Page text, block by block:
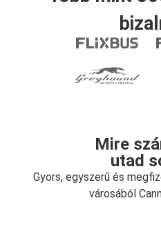
Mire
utad
Gyors, egyszerű és
városából